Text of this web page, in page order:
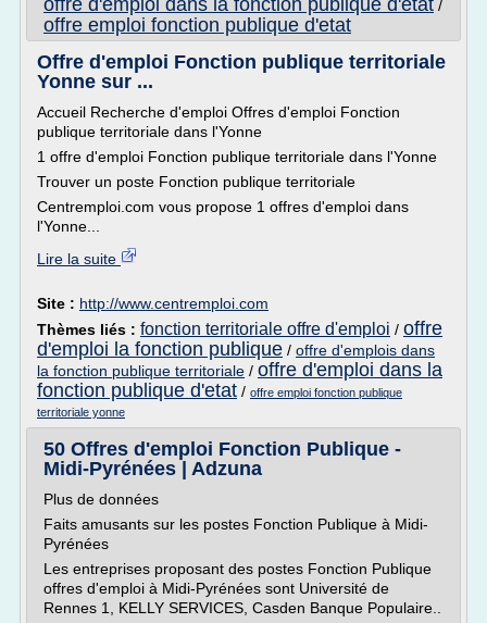
offre d'emploi dans la fonction publique d'etat /
offre emploi fonction publique d'etat
Offre d'emploi Fonction publique territoriale
Yonne sur ...
Accueil Recherche d'emploi Offres d'emploi Fonction
publique territoriale dans l'Yonne
1 offre d'emploi Fonction publique territoriale dans l'Yonne
Trouver un poste Fonction publique territoriale
Centremploi.com vous propose 1 offres d'emploi dans
l'Yonne...
Lire la suite
Site : http://www.centremploi.com
Thèmes liés : fonction territoriale offre d'emploi / offre
d'emploi la fonction publique / offre d'emplois dans
la fonction publique territoriale / offre d'emploi dans la
fonction publique d'etat / offre emploi fonction publique
territoriale yonne
50 Offres d'emploi Fonction Publique -
Midi-Pyrénées | Adzuna
Plus de données
Faits amusants sur les postes Fonction Publique à Midi-
Pyrénées
Les entreprises proposant des postes Fonction Publique
offres d'emploi à Midi-Pyrénées sont Université de
Rennes 1, KELLY SERVICES, Casden Banque Populaire..